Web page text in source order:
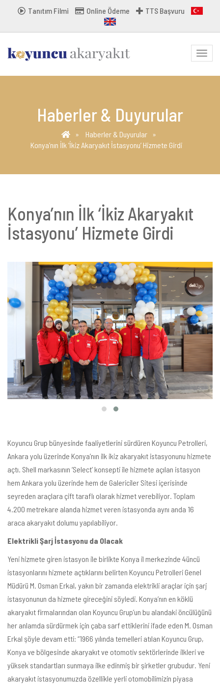
Tanıtım Filmi Online Ödeme TTS Başvuru
MENU
Haberler & Duyurular
Haberler & Duyurular
Konya’nın İlk ‘İkiz Akaryakıt İstasyonu’ Hizmete Girdi
Konya’nın İlk ‘İkiz Akaryakıt
İstasyonu’ Hizmete Girdi
Koyuncu Grup bünyesinde faaliyetlerini sürdüren Koyuncu Petrolleri,
Ankara yolu üzerinde Konya’nın ilk ikiz akaryakıt istasyonunu hizmete
açtı. Shell markasının ‘Select’ konsepti ile hizmete açılan istasyon
hem Ankara yolu üzerinde hem de Galericiler Sitesi içerisinde
seyreden araçlara çift taraflı olarak hizmet verebiliyor. Toplam
4.200 metrekare alanda hizmet veren istasyonda aynı anda 16
araca akaryakıt dolumu yapılabiliyor.
Elektrikli Şarj İstasyonu da Olacak
Yeni hizmete giren istasyon ile birlikte Konya il merkezinde 4üncü
istasyonlarını hizmete açtıklarını belirten Koyuncu Petrolleri Genel
Müdürü M. Osman Erkal, yakın bir zamanda elektrikli araçlar için şarj
istasyonunun da hizmete gireceğini söyledi. Konya’nın en köklü
akaryakıt firmalarından olan Koyuncu Grup’un bu alandaki öncülüğünü
her anlamda sürdürmek için çaba sarf ettiklerini ifade eden M. Osman
Erkal şöyle devam etti: “1966 yılında temelleri atılan Koyuncu Grup,
Konya ve bölgesinde akaryakıt ve otomotiv sektörlerinde ilkleri ve
yüksek standartları sunmaya ilke edinmiş bir şirketler grubudur. Yeni
akaryakıt istasyonumuzda özellikle yerli otomobilimizin piyasa